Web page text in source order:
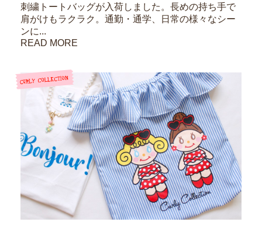
刺繍トートバッグが入荷しました。長めの持ち手で
肩がけもラクラク。通勤・通学、日常の様々なシー
ンに...
READ MORE